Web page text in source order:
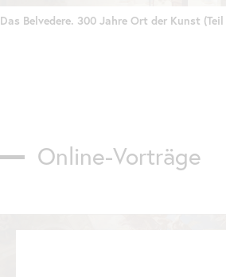
Das Belvedere. 300 Jahre Ort der Kunst (Teil
Online-Vorträge